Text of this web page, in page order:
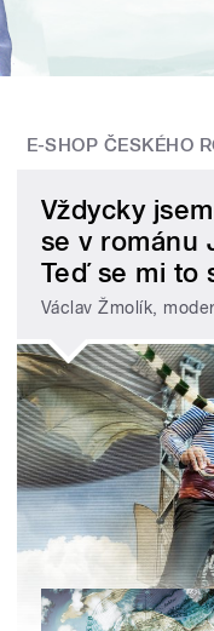
E-SHOP ČESKÉHO
Vždycky
se v románu
Teď se mi to
Václav Žmolík,